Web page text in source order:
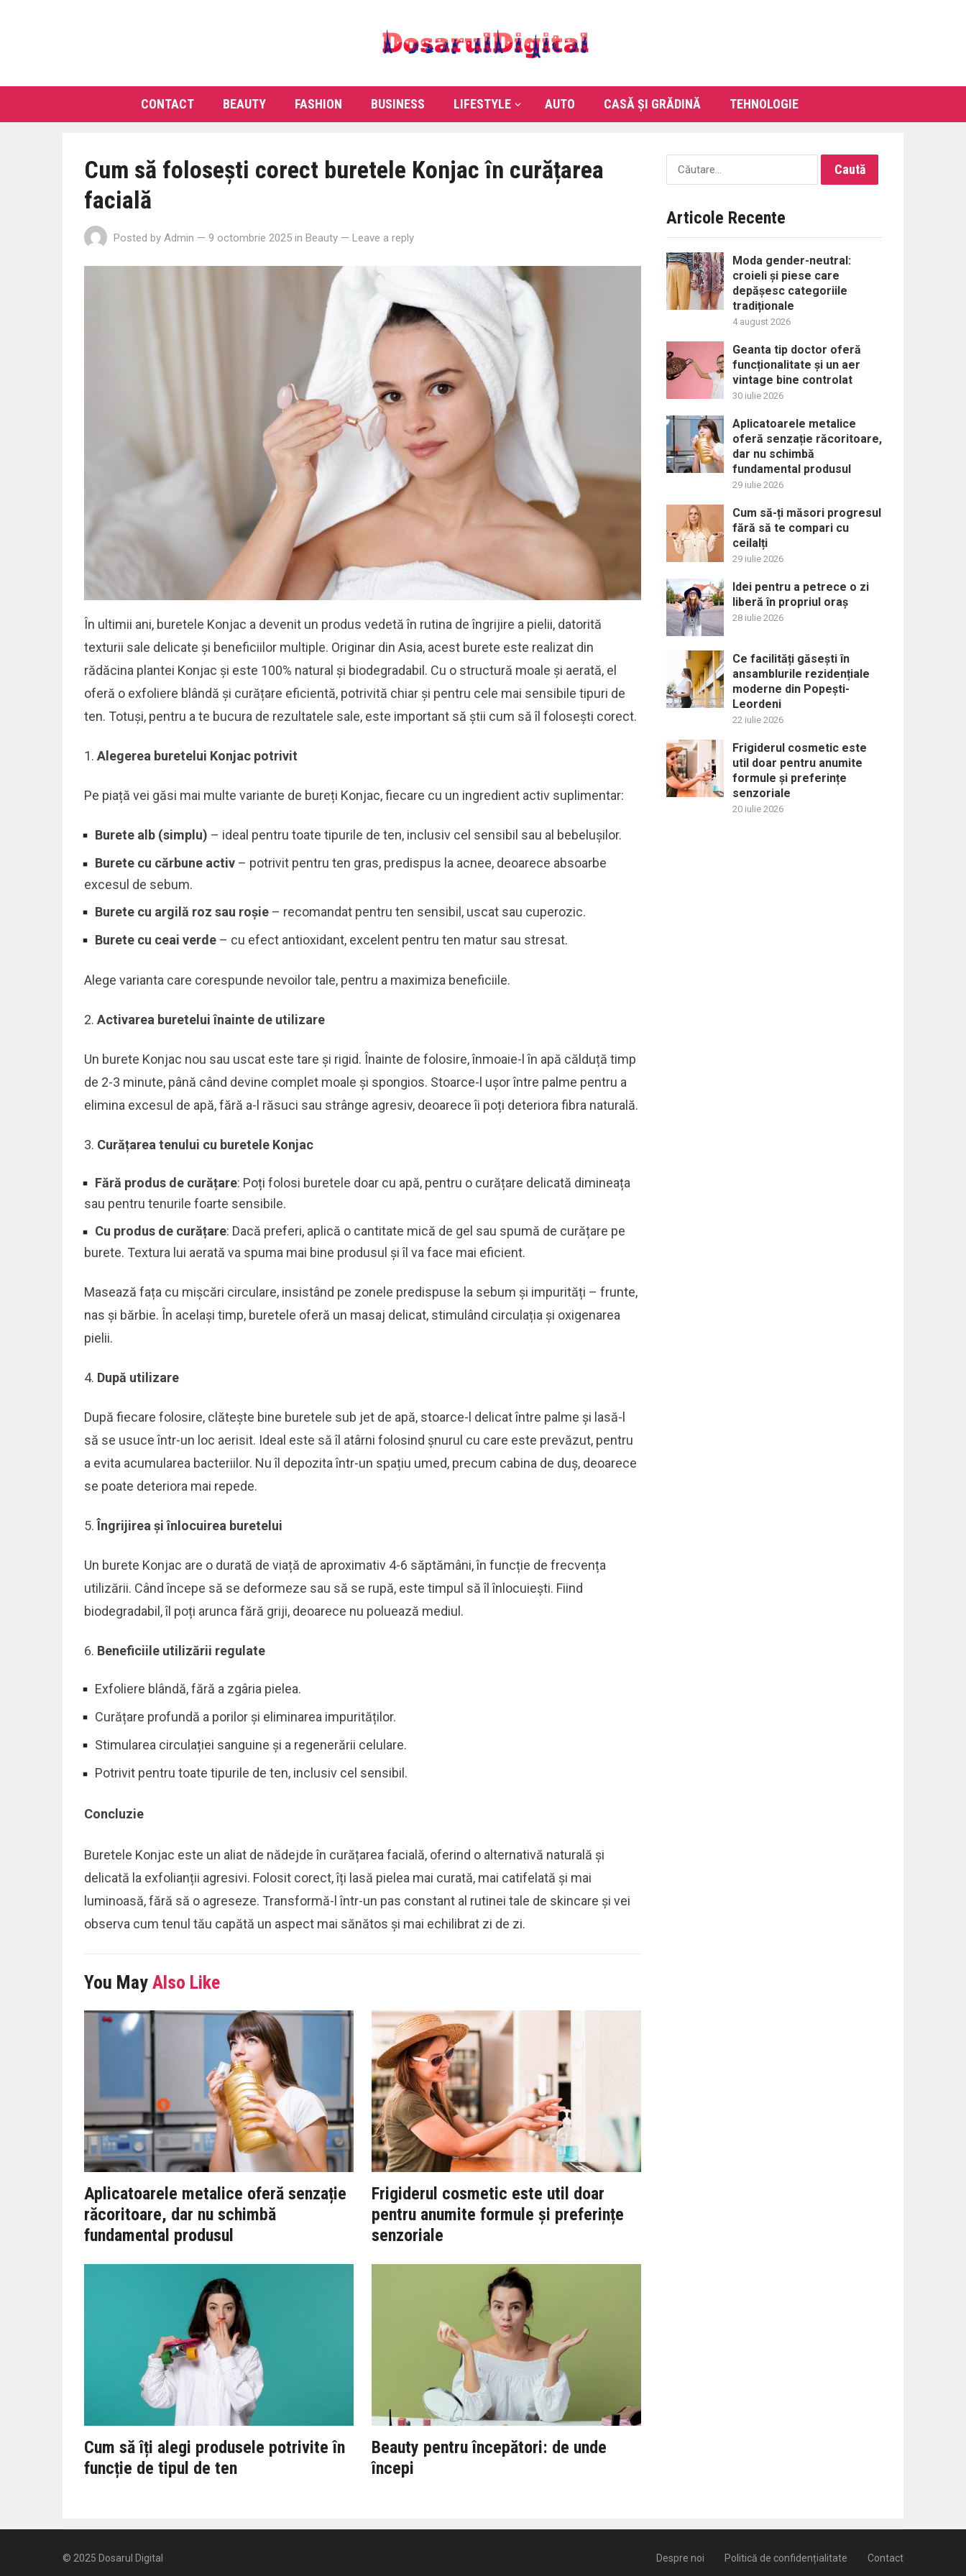
CONTACT BEAUTY FASHION BUSINESS LIFESTYLE AUTO CASĂ ȘI GRĂDINĂ TEHNOLOGIE
Cum să folosești corect buretele Konjac în curățarea
facială
Posted by Admin — 9 octombrie 2025 in Beauty — Leave a reply
În ultimii ani, buretele Konjac a devenit un produs vedetă în rutina de îngrijire a pielii, datorită
texturii sale delicate și beneficiilor multiple. Originar din Asia, acest burete este realizat din
rădăcina plantei Konjac și este 100% natural și biodegradabil. Cu o structură moale și aerată, el
oferă o exfoliere blândă și curățare eficientă, potrivită chiar și pentru cele mai sensibile tipuri de
ten. Totuși, pentru a te bucura de rezultatele sale, este important să știi cum să îl folosești corect.
Alegerea buretelui Konjac potrivit
Pe piață vei găsi mai multe variante de bureți Konjac, fiecare cu un ingredient activ suplimentar:
Burete alb (simplu) – ideal pentru toate tipurile de ten, inclusiv cel sensibil sau al bebelușilor.
Burete cu cărbune activ – potrivit pentru ten gras, predispus la acnee, deoarece absoarbe
excesul de sebum.
Burete cu argilă roz sau roșie – recomandat pentru ten sensibil, uscat sau cuperozic.
Burete cu ceai verde – cu efect antioxidant, excelent pentru ten matur sau stresat.
Alege varianta care corespunde nevoilor tale, pentru a maximiza beneficiile.
Activarea buretelui înainte de utilizare
Un burete Konjac nou sau uscat este tare și rigid. Înainte de folosire, înmoaie-l în apă călduță timp
de 2-3 minute, până când devine complet moale și spongios. Stoarce-l ușor între palme pentru a
elimina excesul de apă, fără a-l răsuci sau strânge agresiv, deoarece îi poți deteriora fibra naturală.
Curățarea tenului cu buretele Konjac
Fără produs de curățare: Poți folosi buretele doar cu apă, pentru o curățare delicată dimineața
sau pentru tenurile foarte sensibile.
Cu produs de curățare: Dacă preferi, aplică o cantitate mică de gel sau spumă de curățare pe
burete. Textura lui aerată va spuma mai bine produsul și îl va face mai eficient.
Masează fața cu mișcări circulare, insistând pe zonele predispuse la sebum și impurități – frunte,
nas și bărbie. În același timp, buretele oferă un masaj delicat, stimulând circulația și oxigenarea
pielii.
După utilizare
După fiecare folosire, clătește bine buretele sub jet de apă, stoarce-l delicat între palme și lasă-l
să se usuce într-un loc aerisit. Ideal este să îl atârni folosind șnurul cu care este prevăzut, pentru
a evita acumularea bacteriilor. Nu îl depozita într-un spațiu umed, precum cabina de duș, deoarece
se poate deteriora mai repede.
Îngrijirea și înlocuirea buretelui
Un burete Konjac are o durată de viață de aproximativ 4-6 săptămâni, în funcție de frecvența
utilizării. Când începe să se deformeze sau să se rupă, este timpul să îl înlocuiești. Fiind
biodegradabil, îl poți arunca fără griji, deoarece nu poluează mediul.
Beneficiile utilizării regulate
Exfoliere blândă, fără a zgâria pielea.
Curățare profundă a porilor și eliminarea impurităților.
Stimularea circulației sanguine și a regenerării celulare.
Potrivit pentru toate tipurile de ten, inclusiv cel sensibil.
Concluzie
Buretele Konjac este un aliat de nădejde în curățarea facială, oferind o alternativă naturală și
delicată la exfolianții agresivi. Folosit corect, îți lasă pielea mai curată, mai catifelată și mai
luminoasă, fără să o agreseze. Transformă-l într-un pas constant al rutinei tale de skincare și vei
observa cum tenul tău capătă un aspect mai sănătos și mai echilibrat zi de zi.
You May Also Like
Aplicatoarele metalice oferă senzație
răcoritoare, dar nu schimbă
fundamental produsul
Frigiderul cosmetic este util doar
pentru anumite formule și preferințe
senzoriale
Cum să îți alegi produsele potrivite în
funcție de tipul de ten
Beauty pentru începători: de unde
începi
Caută
după:
Articole Recente
Moda gender-neutral:
croieli și piese care
depășesc categoriile
tradiționale
4 august 2026
Geanta tip doctor oferă
funcționalitate și un aer
vintage bine controlat
30 iulie 2026
Aplicatoarele metalice
oferă senzație răcoritoare,
dar nu schimbă
fundamental produsul
29 iulie 2026
Cum să-ți măsori progresul
fără să te compari cu
ceilalți
29 iulie 2026
Idei pentru a petrece o zi
liberă în propriul oraș
28 iulie 2026
Ce facilități găsești în
ansamblurile rezidențiale
moderne din Popești-
Leordeni
22 iulie 2026
Frigiderul cosmetic este
util doar pentru anumite
formule și preferințe
senzoriale
20 iulie 2026
© 2025 Dosarul Digital Despre noi Politică de confidențialitate Contact